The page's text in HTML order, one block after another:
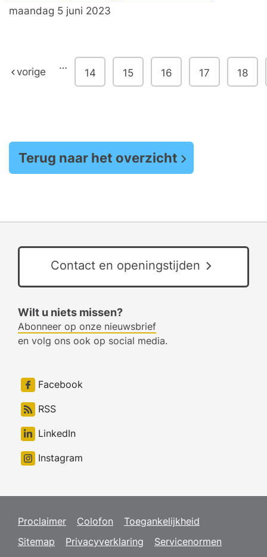
maandag 5 juni 2023
vorige
…
14 15 16 17 18
Terug naar het overzicht
Contact en openingstijden
Wilt u niets missen?
Abonneer op onze nieuwsbrief
en volg ons ook op social media.
Facebook
RSS
LinkedIn
Instagram
Proclaimer Colofon
Toegankelijkheid
Sitemap
Privacyverklaring
Servicenormen